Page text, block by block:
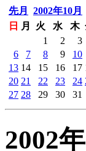
先月 2002年10月
日
月 火 水 木
1
2 3
6
7 8 9 10
13 14 15 16 17
20 21 22 23 24
27 28 29 30 31
2002